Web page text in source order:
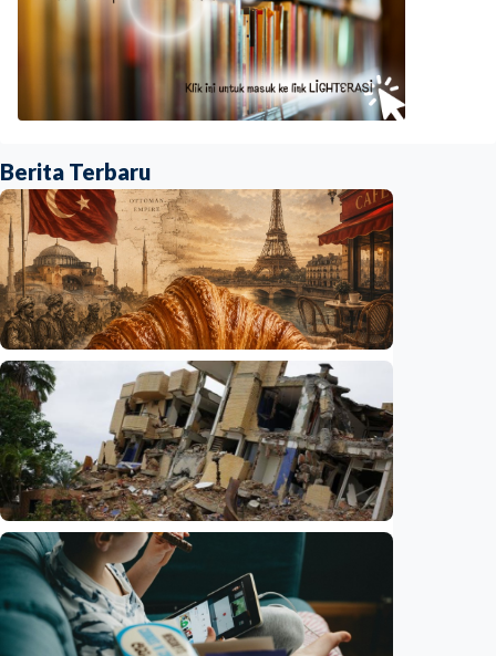
Berita Terbaru
Humaniora
Kisah – Croissant ternyata menyimpan kisah
perang Islam dan Eropa yang jarang
diceritakan
Indonesia•05 Aug 2026
Humaniora
Korban tewas gempa bumi Venezuela
bertambah jadi 6.125 orang
Indonesia•04 Aug 2026